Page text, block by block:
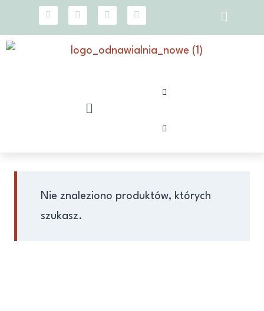
Nie znaleziono produktów, których
szukasz.